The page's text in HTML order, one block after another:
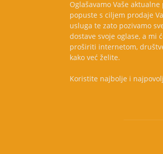
Oglašavamo Vaše
popuste s ciljem prodaje
usluga te zato pozivamo
dostave svoje oglase, a mi
proširiti internetom,
kako već želite.
Koristite najbolje i